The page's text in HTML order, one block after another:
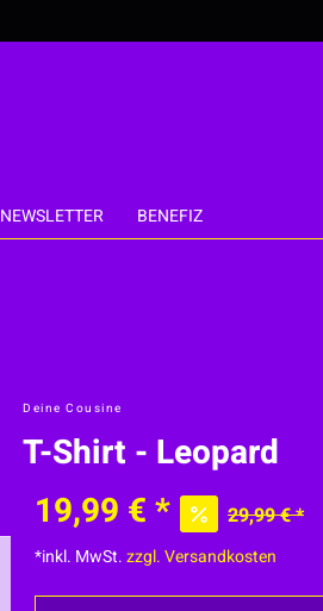
NEWSLETTER BENEFIZ
Deine Cousine
T-Shirt - Leopard
19,99 € *
29,99 € *
*inkl. MwSt.zzgl. Versandkosten